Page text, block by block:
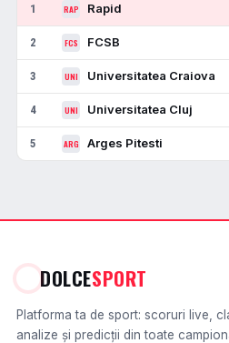
1 RAP Rapid
2 FCS FCSB
3 UNI Universitatea Craiova
4 UNI Universitatea Cluj
5 ARG Arges Pitesti
DOLCESPORT
Platforma ta de sport: scoruri live,
analize și predicții din toate